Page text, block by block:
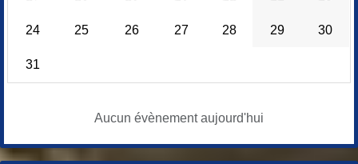
24 25 26 27 28 29 30
31
Aucun évènement aujourd'hui